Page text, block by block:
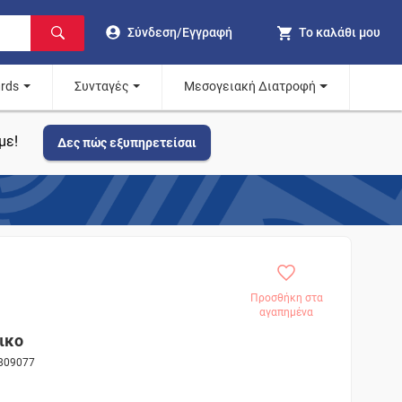
Σύνδεση/Εγγραφή Το καλάθι μου
Συνταγές Μεσογειακή Διατροφή
Δες πώς εξυπηρετείσαι
Προσθήκη στα
αγαπημένα